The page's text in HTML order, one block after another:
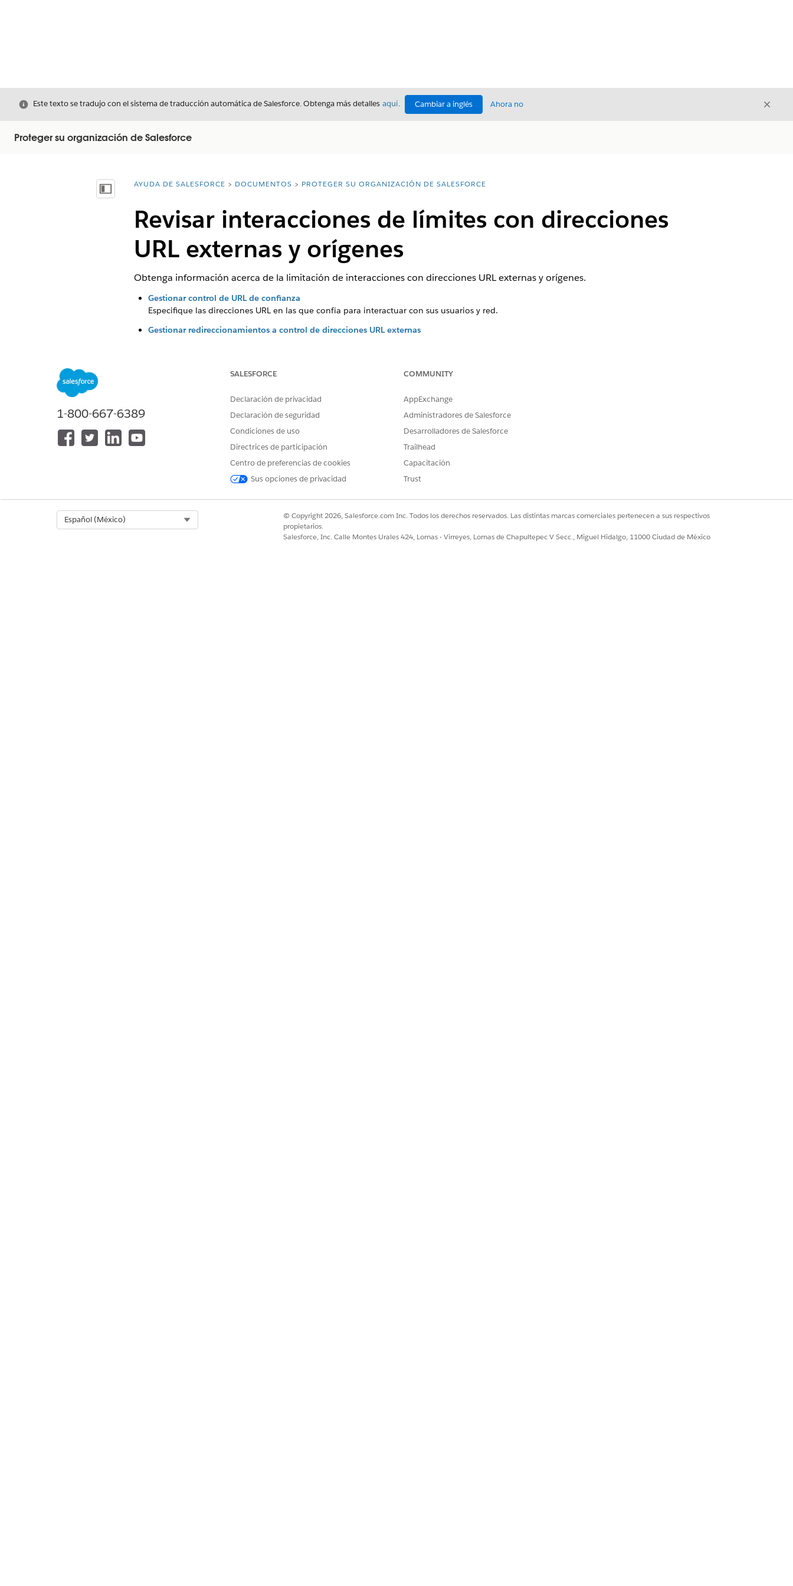
Cerrar
Este texto se tradujo con el sistema de traducción automática de Salesforce. Obtenga más detalles aquí. Cambiar a inglés Ahora no Cerrar
Proteger su organización de Salesforce
Mostrar índice de materias
Usted está aquí:
AYUDA DE SALESFORCE DOCUMENTOS PROTEGER SU ORGANIZACIÓN DE SALESFORCE
Revisar interacciones de límites con direcciones
URL externas y orígenes
Obtenga información acerca de la limitación de interacciones con direcciones URL externas y orígenes.
Gestionar control de URL de confianza
Especifique las direcciones URL en las que confía para interactuar con sus usuarios y red.
Gestionar redireccionamientos a control de direcciones URL externas
Control de lista de admisión de CORS
administradores especificar dominios externos de confianza permitidos para realizar solicitudes de origen cruzado en recursos y API de
¿RESOLVIÓ ESTE ARTÍCULO SU PROBLEMA?
¡Háganos saber cómo podemos mejorar!
1-800-667-6389
SALESFORCE
Declaración de privacidad
Declaración de seguridad
Condiciones de uso
Directrices de participación
Centro de preferencias de cookies
Sus opciones de privacidad
COMMUNITY
AppExchange
Administradores de Salesforce
Desarrolladores de Salesforce
Trailhead
Capacitación
Trust
Español (México)
© Copyright 2026, Salesforce.com Inc. Todos los derechos reservados. Las distintas marcas comerciales pertenecen a sus respectivos
propietarios.
Salesforce, Inc. Calle Montes Urales 424, Lomas - Virreyes, Lomas de Chapultepec V Secc., Miguel Hidalgo, 11000 Ciudad de México